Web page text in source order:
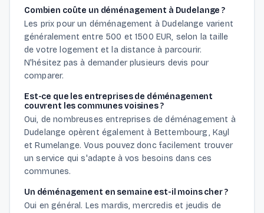
Combien coûte un déménagement à Dudelange ?
Les prix pour un déménagement à Dudelange varient
généralement entre 500 et 1500 EUR, selon la taille
de votre logement et la distance à parcourir.
N'hésitez pas à demander plusieurs devis pour
comparer.
Est-ce que les entreprises de déménagement
couvrent les communes voisines ?
Oui, de nombreuses entreprises de déménagement à
Dudelange opèrent également à Bettembourg, Kayl
et Rumelange. Vous pouvez donc facilement trouver
un service qui s'adapte à vos besoins dans ces
communes.
Un déménagement en semaine est-il moins cher ?
Oui en général. Les mardis, mercredis et jeudis de